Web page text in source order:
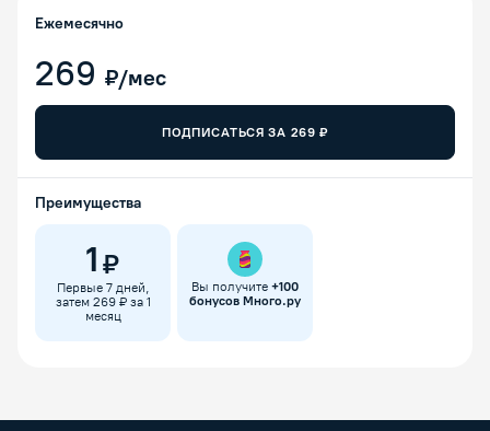
Ежемесячно
269 ₽/мес
ПОДПИСАТЬСЯ ЗА 269 ₽
Преимущества
1 ₽
Первые 7 дней,
затем 269 ₽ за 1
месяц
Вы получите +100
бонусов Много.ру